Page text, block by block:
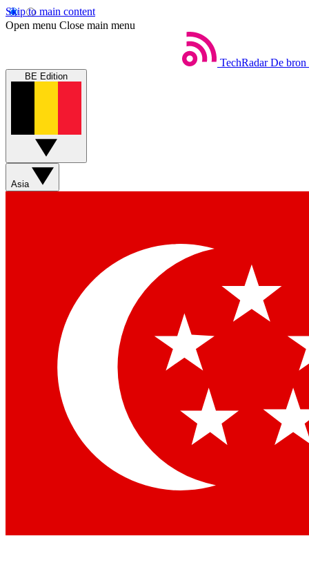
Skip to main content
Open menu Close main menu
TechRadar De bron
BE Edition
Asia